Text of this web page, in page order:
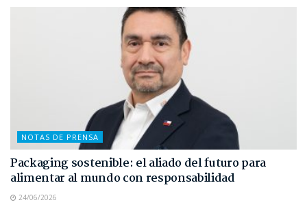
NOTAS DE PRENSA
Packaging sostenible: el aliado del futuro para
alimentar al mundo con responsabilidad
24/06/2026